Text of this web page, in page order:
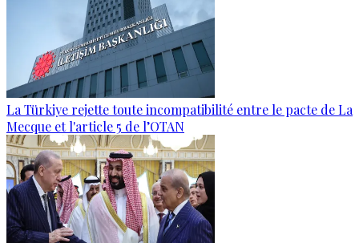
La Türkiye rejette toute incompatibilité entre le pacte de La
Mecque et l'article 5 de l’OTAN